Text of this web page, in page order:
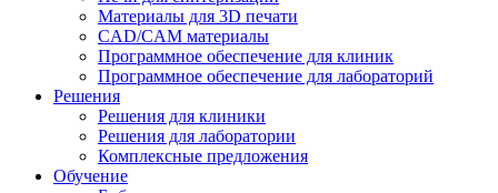
Материалы для 3D печати
CAD/CAM материалы
Программное обеспечение для клиник
Программное обеспечение для лабораторий
Решения
Решения для клиники
Решения для лаборатории
Комплексные предложения
Обучение